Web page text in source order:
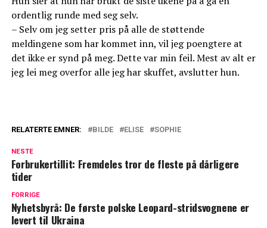
ordentlig runde med seg selv.
– Selv om jeg setter pris på alle de støttende
meldingene som har kommet inn, vil jeg poengtere at
det ikke er synd på meg. Dette var min feil. Mest av alt er
jeg lei meg overfor alle jeg har skuffet, avslutter hun.
RELATERTE EMNER: BILDE ELISE SOPHIE
NESTE
Forbrukertillit: Fremdeles tror de fleste på dårligere
tider
FORRIGE
Nyhetsbyrå: De første polske Leopard-stridsvognene er
levert til Ukraina